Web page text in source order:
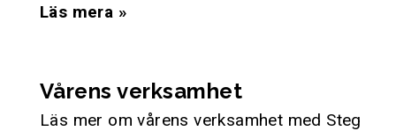
Läs mera »
Vårens verksamhet
Läs mer om vårens verksamhet med Steg